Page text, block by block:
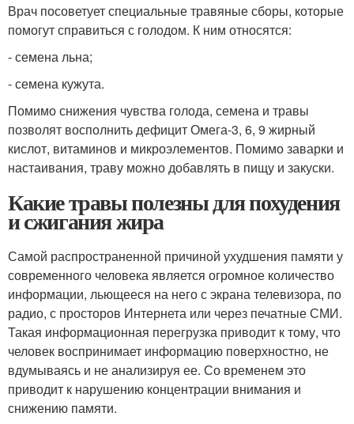
Врач посоветует специальные травяные сборы, которые
помогут справиться с голодом. К ним относятся:
- семена льна;
- семена кужута.
Помимо снижения чувства голода, семена и травы
позволят восполнить дефицит Омега-3, 6, 9 жирный
кислот, витаминов и микроэлементов. Помимо заварки и
настаивания, траву можно добавлять в пищу и закуски.
Какие травы полезны для похудения
и сжигания жира
Самой распространенной причиной ухудшения памяти у
современного человека является огромное количество
информации, льющееся на него с экрана телевизора, по
радио, с просторов Интернета или через печатные СМИ.
Такая информационная перегрузка приводит к тому, что
человек воспринимает информацию поверхностно, не
вдумываясь и не анализируя ее. Со временем это
приводит к нарушению концентрации внимания и
снижению памяти.